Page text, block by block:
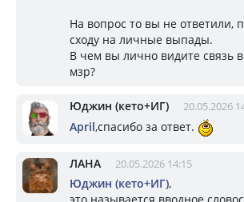
На вопрос то вы не ответили,
сходу на личные выпады.
В чем вы лично видите связь
мзр?
Юджин (кето+ИГ) 20.05.2026
April,спасибо за ответ.
ЛАНА 20.05.2026 14:15
Юджин (кето+ИГ),